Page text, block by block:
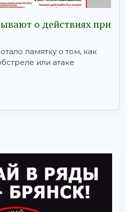
о действиях при
памятку о том, как
или атаке